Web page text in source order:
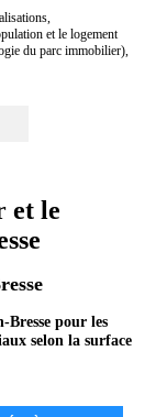
et le logement
du parc immobilier),
et le
pour les
selon la surface